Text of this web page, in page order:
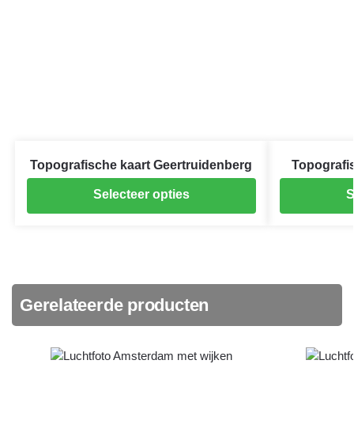
Topografische kaart Geertruidenberg
Selecteer opties
Gerelateerde producten